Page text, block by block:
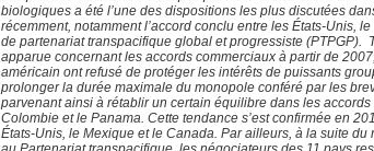
biologiques a été l’une des dispositions les plus discutées
récemment, notamment l’accord conclu entre les États-Unis,
de partenariat transpacifique global et progressiste (PTPGP).
apparue concernant les accords commerciaux à partir de
américain ont refusé de protéger les intérêts de puissants
prolonger la durée maximale du monopole conféré par les
parvenant ainsi à rétablir un certain équilibre dans les
Colombie et le Panama. Cette tendance s’est confirmée en
États-Unis, le Mexique et le Canada. Par ailleurs, à la suite